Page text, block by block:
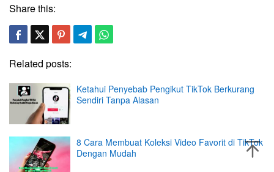
Share this:
Related posts:
Ketahui Penyebab Pengikut TikTok Berkurang
Sendiri Tanpa Alasan
8 Cara Membuat Koleksi Video Favorit di TikTok
Dengan Mudah